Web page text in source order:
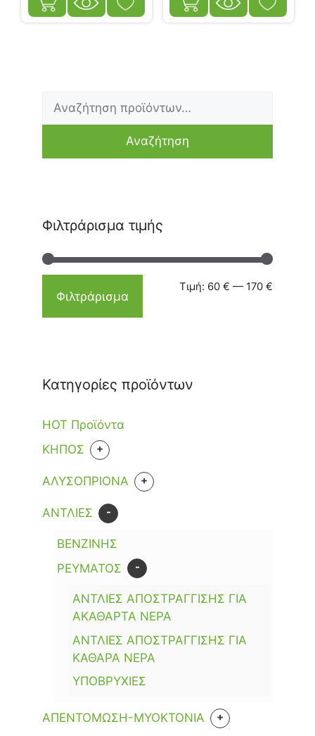
Αναζήτηση
Φιλτράρισμα τιμής
Φιλτράρισμα
Τιμή: 60 € — 170 €
Κατηγορίες προϊόντων
HOT Προϊόντα
KHΠΟΣ
+
ΕΡΓΑΛΕΙΑ
ΑΛΥΣΟΠΡΙΟΝΑ +
ΑΝΑΛΩΣΙΜΑ
ΑΛΥΣΙΔΕΣ +ΛΙΠΑΝΤΙΚΑ+ΔΟΧΕΙΑ
ΚΑΥΣΙΜΟΥ
ΛΑΜΕΣ
ΒΕΝΖΙΝΗΣ
ΜΠΑΤΑΡΙΑΣ
ΑΝΤΛΙΕΣ -
ΒΕΝΖΙΝΗΣ
ΡΕΥΜΑΤΟΣ
-
ΑΝΤΛΙΕΣ ΑΠΟΣΤΡΑΓΓΙΣΗΣ ΓΙΑ
ΑΚΑΘΑΡΤΑ ΝΕΡΑ
ΑΝΤΛΙΕΣ ΑΠΟΣΤΡΑΓΓΙΣΗΣ ΓΙΑ
ΚΑΘΑΡΑ ΝΕΡΑ
ΥΠΟΒΡΥΧΙΕΣ
ΑΠΕΝΤΟΜΩΣΗ-ΜΥΟΚΤΟΝΙΑ +